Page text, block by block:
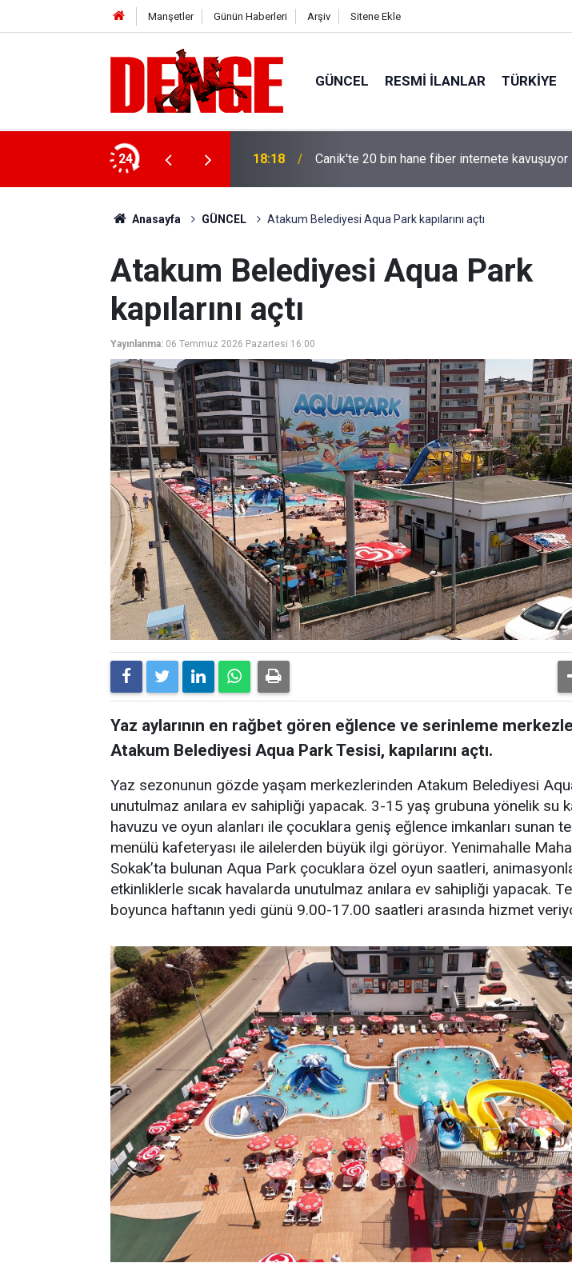
Manşetler Günün Haberleri Arşiv Sitene Ekle
GÜNCEL RESMI İLANLAR TÜRKİYE
24
kadar devam edecek 18:18 Canik'te 20 bin hane fiber internete kavuşuyor
Anasayfa GÜNCEL Atakum Belediyesi Aqua Park kapılarını açtı
Atakum Belediyesi Aqua Park
kapılarını açtı
Yayınlanma: 06 Temmuz 2026 Pazartesi 16:00
Yaz aylarının en rağbet gören eğlence ve serinleme
Atakum Belediyesi Aqua Park Tesisi, kapılarını açtı.
Yaz sezonunun gözde yaşam merkezlerinden Atakum Belediyesi
unutulmaz anılara ev sahipliği yapacak. 3-15 yaş grubuna yönelik su
havuzu ve oyun alanları ile çocuklara geniş eğlence imkanları sunan
menülü kafeteryası ile ailelerden büyük ilgi görüyor. Yenimahalle
Sokak’ta bulunan Aqua Park çocuklara özel oyun saatleri,
etkinliklerle sıcak havalarda unutulmaz anılara ev sahipliği yapacak.
boyunca haftanın yedi günü 9.00-17.00 saatleri arasında hizmet